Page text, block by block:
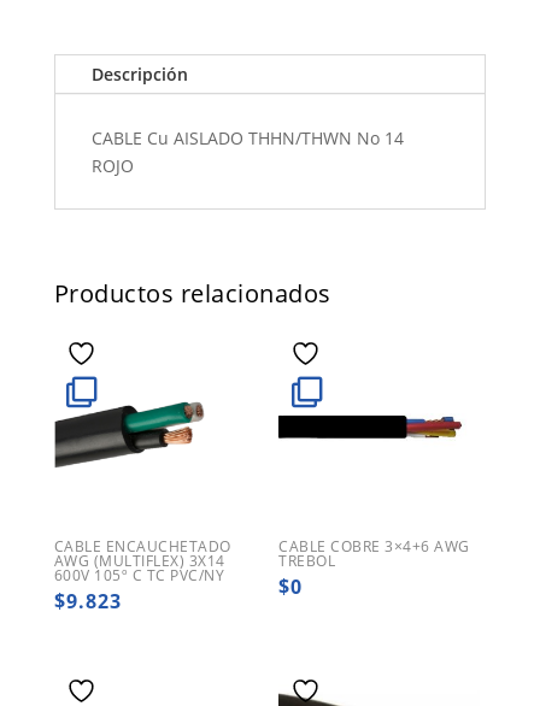
Descripción
CABLE Cu AISLADO THHN/THWN No 14
ROJO
Productos relacionados
CABLE ENCAUCHETADO
AWG (MULTIFLEX) 3X14
600V 105º C TC PVC/NY
$9.823
CABLE COBRE 3×4+6 AWG
TREBOL
$0